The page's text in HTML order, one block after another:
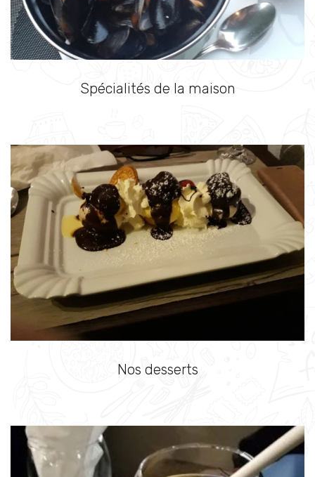
Spécialités de la maison
Nos desserts